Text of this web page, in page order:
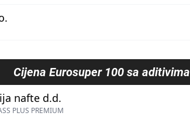
Cijena Eurosuper 100 sa aditivima
nafte d.d.
PLUS PREMIUM